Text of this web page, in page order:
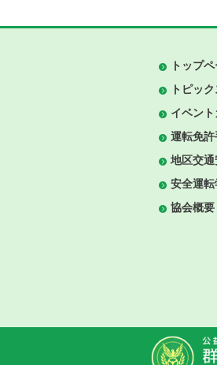
トップ
トピック
イベン
運転免許
地区交
安全運転
協会概要